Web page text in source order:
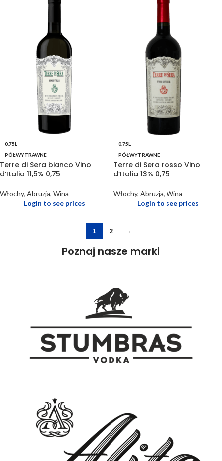
0.75L
PÓŁWYTRAWNE
Terre di Sera bianco Vino
d’Italia 11,5% 0,75
Włochy, Abruzja, Wina
Login to see prices
0.75L
PÓŁWYTRAWNE
Terre di Sera rosso Vino
d’Italia 13% 0,75
Włochy, Abruzja, Wina
Login to see prices
1 2 →
Poznaj nasze marki